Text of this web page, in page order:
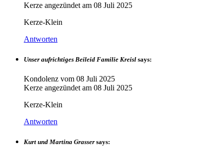
Kerze angezündet am 08 Juli 2025
Kerze-Klein
Antworten
Unser aufrichtiges Beileid Familie Kreisl says:
Kondolenz vom 08 Juli 2025
Kerze angezündet am 08 Juli 2025
Kerze-Klein
Antworten
Kurt und Martina Grasser says: